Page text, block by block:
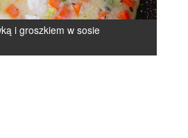
i groszkiem w sosie